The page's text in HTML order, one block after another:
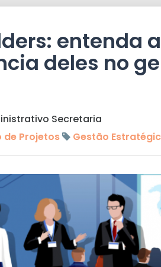
entenda
deles no
Secretaria
de Projetos
Gestão